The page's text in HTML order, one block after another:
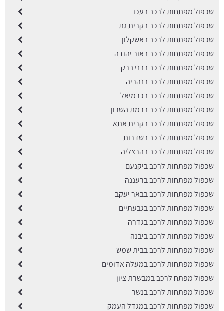
שכפול מפתחות לרכב בעכו
שכפול מפתחות לרכב בקרית גת
שכפול מפתחות לרכב באשקלון
שכפול מפתחות לרכב באור יהודה
שכפול מפתחות לרכב בבני ברק
שכפול מפתחות לרכב בנהריה
שכפול מפתחות לרכב בכרמיאל
שכפול מפתחות לרכב ברמת השרון
שכפול מפתחות לרכב בקרית אתא
שכפול מפתחות לרכב בשדרות
שכפול מפתחות לרכב בהרצליה
שכפול מפתחות לרכב ביקנעם
שכפול מפתחות לרכב ברעננה
שכפול מפתחות לרכב בבאר יעקב
שכפול מפתחות לרכב בגבעתיים
שכפול מפתחות לרכב בגדרה
שכפול מפתחות לרכב ביבנה
שכפול מפתחות לרכב בבית שמש
שכפול מפתחות לרכב במעלה אדומים
שכפול מפתח לרכב במבשרת ציון
שכפול מפתחות לרכב בנשר
שכפול מפתחות לרכב במגדל העמק